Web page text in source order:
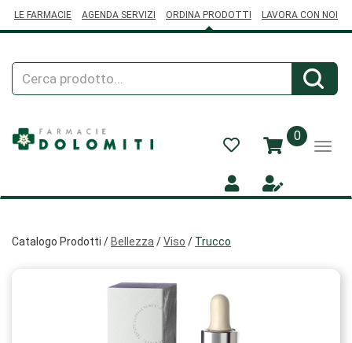
LE FARMACIE AGENDA SERVIZI ORDINA PRODOTTI LAVORA CON NOI
Cerca
Prodotto
0prodotti
inseriti
Catalogo Prodotti / Bellezza /Viso / Trucco